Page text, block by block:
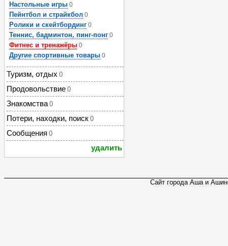
Настольные игры 0
Пейнтбол и страйкбол 0
Ролики и скейтбординг 0
Теннис, бадминтон, пинг-понг 0
Фитнес и тренажёры 0
Другие спортивные товары 0
Туризм, отдых 0
Продовольствие 0
Знакомства 0
Потери, находки, поиск 0
Сообщения 0
удалить
Сайт города Аша и